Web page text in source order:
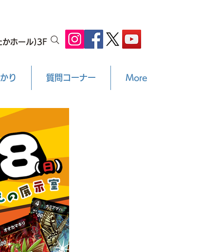
り 質問コーナー More
かホール)3F